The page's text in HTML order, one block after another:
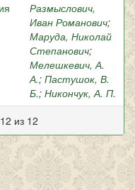
Размыслович,
Иван Романович;
Маруда, Николай
Степанович;
Мелешкевич, А.
А.; Пастушок, В.
Б.; Никончук, А. П.
из 12